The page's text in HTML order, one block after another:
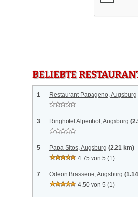
BELIEBTE
1 Restaurant Papageno, Augsburg
3 Ringhotel Alpenhof, Augsburg
5 Papa Sitos, Augsburg (2.21 km)
4.75 von 5 (1)
7 Odeon Brasserie, Augsburg
4.50 von 5 (1)